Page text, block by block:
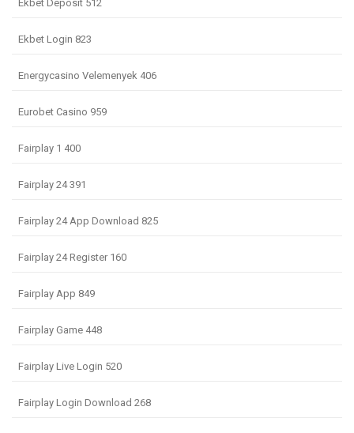
Ekbet Deposit 512
Ekbet Login 823
Energycasino Velemenyek 406
Eurobet Casino 959
Fairplay 1 400
Fairplay 24 391
Fairplay 24 App Download 825
Fairplay 24 Register 160
Fairplay App 849
Fairplay Game 448
Fairplay Live Login 520
Fairplay Login Download 268